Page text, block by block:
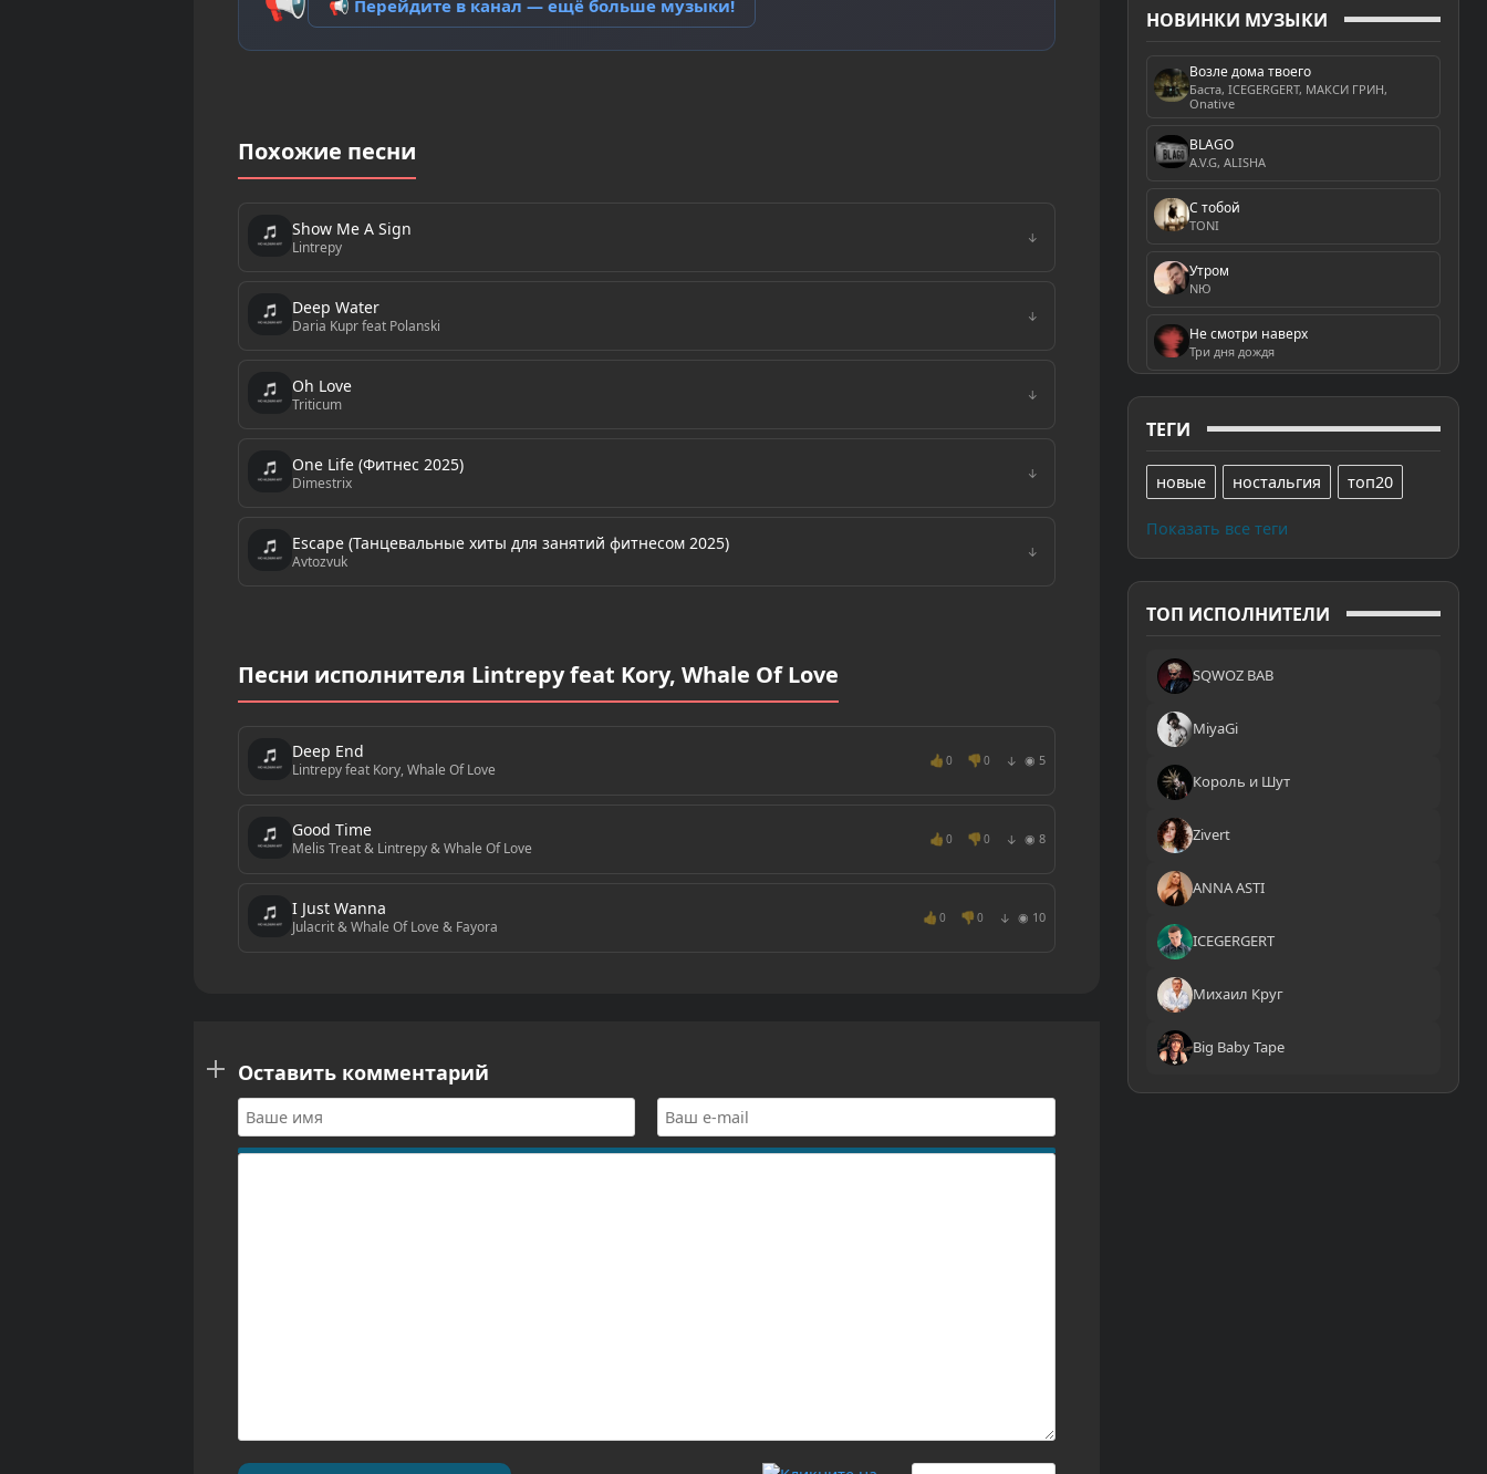
НОВИНКИ МУЗЫКИ
Возле дома твоего
Баста, ICEGERGERT, МАКСИ ГРИН,
Onative
BLAGO
A.V.G, ALISHA
С тобой
TONI
Утром
NЮ
Не смотри наверх
Три дня дождя
ТЕГИ
новые ностальгия топ20
Показать все теги
ТОП ИСПОЛНИТЕЛИ
SQWOZ BAB
MiyaGi
Король и Шут
Zivert
ANNA ASTI
ICEGERGERT
Михаил Круг
Big Baby Tape
📢 Перейдите в канал — ещё больше музыки!
Похожие песни
Show Me A Sign
Lintrepy ↓
Deep Water
Daria Kupr feat Polanski ↓
Oh Love
Triticum ↓
One Life (Фитнес 2025)
Dimestrix ↓
Escape (Танцевальные хиты для занятий фитнесом 2025)
Avtozvuk ↓
Песни исполнителя Lintrepy feat Kory, Whale Of Love
Deep End
Lintrepy feat Kory, Whale Of Love
👍 0 👎 0 ↓ ◉ 5
Good Time
Melis Treat & Lintrepy & Whale Of Love
👍 0 👎 0 ↓ ◉ 8
I Just Wanna
Julacrit & Whale Of Love & Fayora
👍 0 👎 0 ↓ ◉ 10
Оставить комментарий